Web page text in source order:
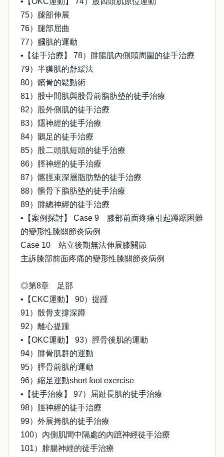
75）腿部伸展
76）腿部屈曲
77）膕肌的運動
•【徒手治療】 78）腓腸肌內側頭周圍的徒手治療
79）半膜肌的舒緩法
80）髕骨的鬆動術
81）股中間肌與股骨前脂肪墊的徒手治療
82）股外側肌的徒手治療
83）隱神經的徒手治療
84）鵝足的徒手治療
85）股二頭肌短頭的徒手治療
86）脛神經的徒手治療
87）髂脛束深層脂肪墊的徒手治療
88）髕骨下脂肪墊的徒手治療
89）腓總神經的徒手治療
•【案例探討】 Case 9 膝部前面疼痛引起蹲踞困難
的變形性膝關節炎病例
Case 10 站立後期無法伸展膝關節
主訴膝部前面疼痛的變形性膝關節炎病例
◎第8章 足部
•【CKC運動】 90）提踵
91）骰骨支撐深蹲
92）離心提踵
•【OKC運動】 93）脛骨後肌的運動
94）腓骨肌群的運動
95）脛骨前肌的運動
96）縮足運動short foot exercise
•【徒手治療】 97）屈趾長肌的徒手治療
98）脛神經的徒手治療
99）外展拇肌的徒手治療
100）內側肌間中隔處的內蹠神經徒手治療
101）腓腸神經的徒手治療